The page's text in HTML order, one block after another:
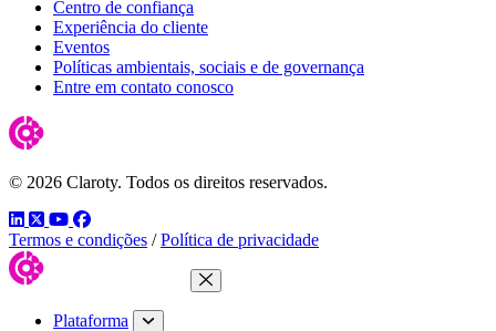
Centro de confiança
Experiência do cliente
Eventos
Políticas ambientais, sociais e de governança
Entre em contato conosco
© 2026 Claroty. Todos os direitos reservados.
LinkedIn
TwitterYouTube
Facebook
Termos e condições / Política de privacidade
Fechar menu
Plataforma